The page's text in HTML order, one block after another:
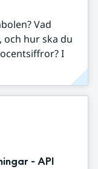
Vad
och hur ska du
I
- API